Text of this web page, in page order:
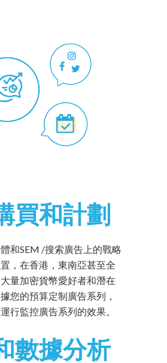
買和計劃
和SEM /搜索廣告上的戰略
，在香港，東南亞甚至全
量加密貨幣愛好者和潛在
您的預算定制廣告系列，
行監控廣告系列的效果。
數據分析